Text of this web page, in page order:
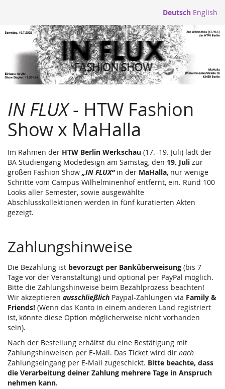
Inhalt
springen
Deutsch English
HTW
FASHION
SHOW
"IN
FLUX"
Sa,
19.
Juli
2025
IN FLUX- HTW Fashion
Show x MaHalla
Im Rahmen der HTW Berlin Werkschau (17.–19. Juli) lädt der
BA Studiengang Modedesign am Samstag, den 19. Juli zur
großen Fashion Show „IN FLUX“in der MaHalla, nur wenige
Schritte vom Campus Wilhelminenhof entfernt, ein. Rund 100
Looks aller Semester, sowie ausgewählte
Abschlusskollektionen werden in fünf kuratierten Akten
gezeigt.
Zahlungshinweise
Die Bezahlung ist bevorzugt per Banküberweisung (bis 7
Tage vor der Veranstaltung) und optional per PayPal möglich.
Bitte die Zahlungshinweise beim Bezahlprozess beachten!
Wir akzeptieren ausschließlich Paypal-Zahlungen via Family &
Friends! (Wenn das Konto in einem anderen Land registriert
ist, könnte diese Option möglicherweise nicht vorhanden
sein).
Nach der Bestellung erhältst du eine Bestätigung mit
Zahlungshinweisen per E-Mail. Das Ticket wird dir nach
Zahlungseingang per E-Mail zugeschickt. Bitte beachte, dass
die Verarbeitung deiner Zahlung mehrere Tage in Anspruch
nehmen kann.